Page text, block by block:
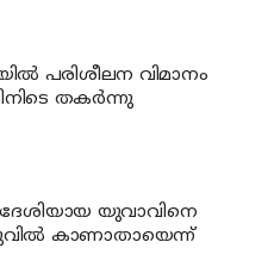
പരിശീലന വിമാനം
തകര്‍ന്നു
യുവാവിനെ
കാണാതായെന്ന്